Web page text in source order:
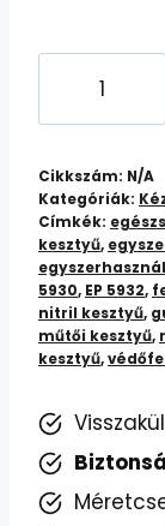
(EP
5926,
5928,
5930,
5932)
-
Cikkszám: N/A
Kategóriák:
Címkék:
kesztyű,
5930, EP 5932,
nitril kesztyű,
műtői kesztyű,
kesztyű,